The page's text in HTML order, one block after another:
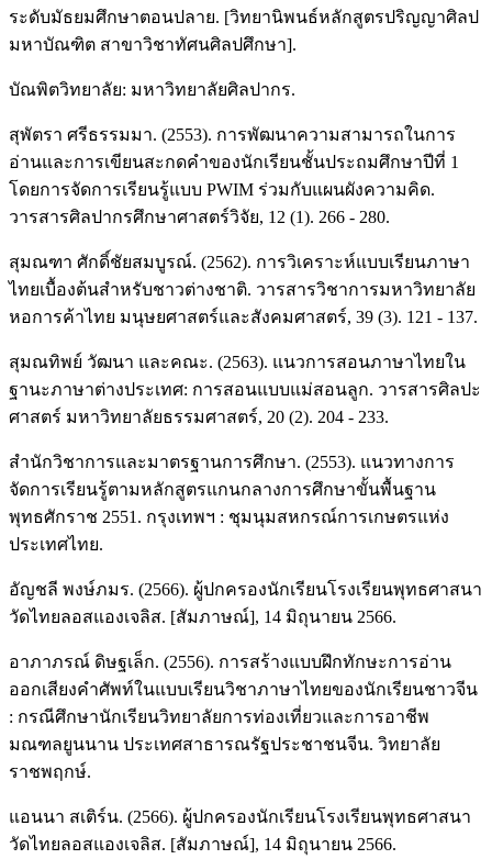
ระดับมัธยมศึกษาตอนปลาย. [วิทยานิพนธ์หลักสูตรปริญญาศิลป
มหาบัณฑิต สาขาวิชาทัศนศิลปศึกษา].
บัณพิตวิทยาลัย: มหาวิทยาลัยศิลปากร.
สุพัตรา ศรีธรรมมา. (2553). การพัฒนาความสามารถในการ
อ่านและการเขียนสะกดคำของนักเรียนชั้นประถมศึกษาปีที่ 1
โดยการจัดการเรียนรู้แบบ PWIM ร่วมกับแผนผังความคิด.
วารสารศิลปากรศึกษาศาสตร์วิจัย, 12 (1). 266 - 280.
สุมณฑา ศักดิ์ชัยสมบูรณ์. (2562). การวิเคราะห์แบบเรียนภาษา
ไทยเบื้องต้นสำหรับชาวต่างชาติ. วารสารวิชาการมหาวิทยาลัย
หอการค้าไทย มนุษยศาสตร์และสังคมศาสตร์, 39 (3). 121 - 137.
สุมณทิพย์ วัฒนา และคณะ. (2563). แนวการสอนภาษาไทยใน
ฐานะภาษาต่างประเทศ: การสอนแบบแม่สอนลูก. วารสารศิลปะ
ศาสตร์ มหาวิทยาลัยธรรมศาสตร์, 20 (2). 204 - 233.
สำนักวิชาการและมาตรฐานการศึกษา. (2553). แนวทางการ
จัดการเรียนรู้ตามหลักสูตรแกนกลางการศึกษาขั้นพื้นฐาน
พุทธศักราช 2551. กรุงเทพฯ : ชุมนุมสหกรณ์การเกษตรแห่ง
ประเทศไทย.
อัญชลี พงษ์ภมร. (2566). ผู้ปกครองนักเรียนโรงเรียนพุทธศาสนา
วัดไทยลอสแองเจลิส. [สัมภาษณ์], 14 มิถุนายน 2566.
อาภาภรณ์ ดิษฐเล็ก. (2556). การสร้างแบบฝึกทักษะการอ่าน
ออกเสียงคำศัพท์ในแบบเรียนวิชาภาษาไทยของนักเรียนชาวจีน
: กรณีศึกษานักเรียนวิทยาลัยการท่องเที่ยวและการอาชีพ
มณฑลยูนนาน ประเทศสาธารณรัฐประชาชนจีน. วิทยาลัย
ราชพฤกษ์.
แอนนา สเติร์น. (2566). ผู้ปกครองนักเรียนโรงเรียนพุทธศาสนา
วัดไทยลอสแองเจลิส. [สัมภาษณ์], 14 มิถุนายน 2566.